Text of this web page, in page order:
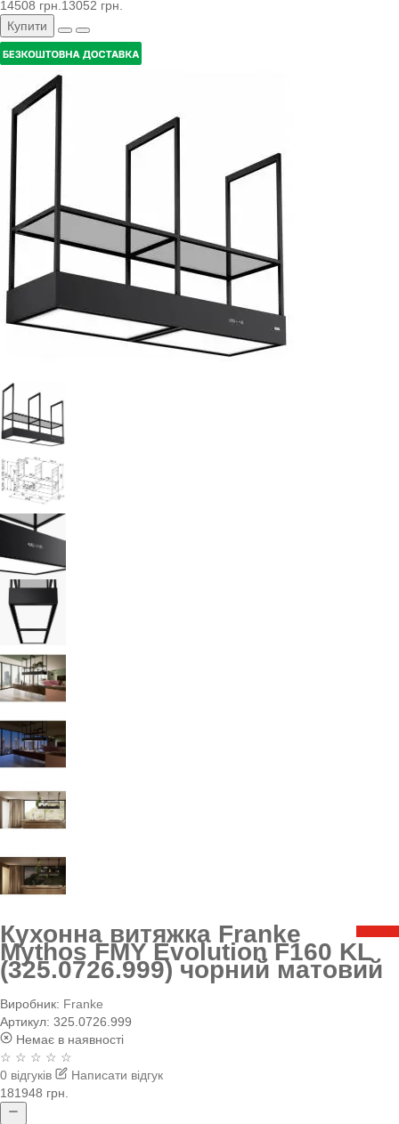
14508 грн. 13052 грн.
Купити
Кухонна витяжка Franke
Mythos FMY Evolution F160 KL
(325.0726.999) чорний матовий
Виробник: Franke
Артикул: 325.0726.999
Немає в наявності
☆ ☆ ☆ ☆ ☆
0 відгуків
Написати відгук
181948 грн.